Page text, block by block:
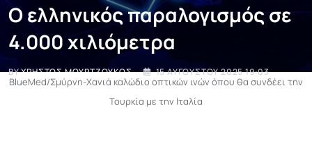
Ο ελληνικός παραλογισμός σε
4.000 χιλιόμετρα
BYΧΡΉΣΤΟΣ ΜΟΥΡΤΖΟΎΚΟΣ 15 ΑΥΓΟΎΣΤΟΥ 2025 19:03
BlueMed/Σμύρνη-Χανιά καλώδιο οπτικών ινών όπου θα συνδέει την
Τουρκία με την Ιταλία